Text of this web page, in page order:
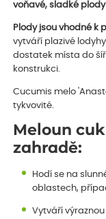
voňavé, sladké plody
Plody jsou vhodné k
vytváří plazivé
dostatek místa do
konstrukci.
Cucumis melo
tykvovité.
Meloun
zahradě:
Hodí se na
oblastech,
Vytváří